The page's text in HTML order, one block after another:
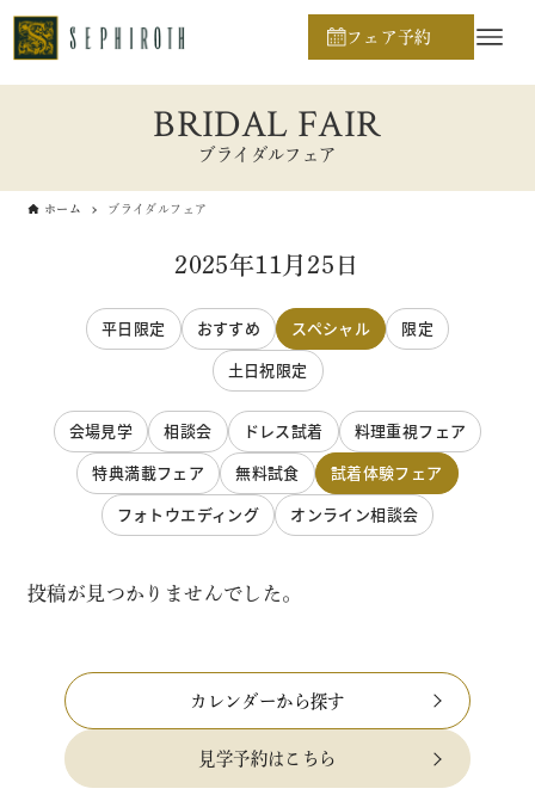
フェア予約
BRIDAL FAIR
ブライダルフェア
ホーム ブライダルフェア
2025年11月25日
平日限定 おすすめ スペシャル
限定
土日祝限定
会場見学 相談会 ドレス試着
料理重視フェア
特典満載フェア
無料試食
試着体験フェア
フォトウエディング
オンライン相談会
投稿が見つかりませんでした。
カレンダーから探す
見学予約はこちら